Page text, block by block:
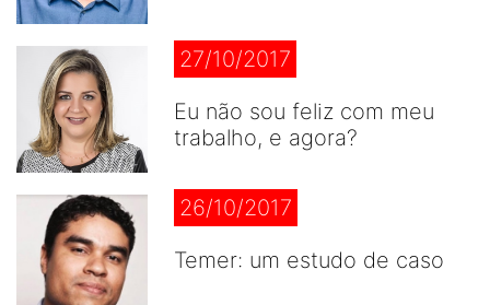
27/10/2017
Eu não sou feliz com meu
trabalho, e agora?
26/10/2017
Temer: um estudo de caso